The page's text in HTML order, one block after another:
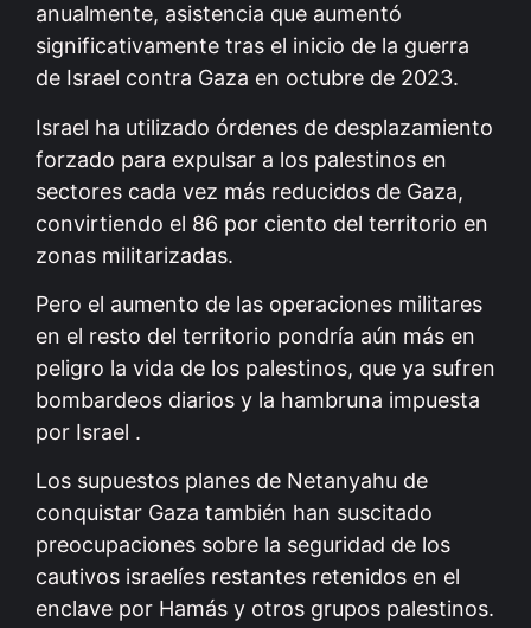
anualmente, asistencia que aumentó
significativamente tras el inicio de la guerra
de Israel contra Gaza en octubre de 2023.
Israel ha utilizado órdenes de desplazamiento
forzado para expulsar a los palestinos en
sectores cada vez más reducidos de Gaza,
convirtiendo el 86 por ciento del territorio en
zonas militarizadas.
Pero el aumento de las operaciones militares
en el resto del territorio pondría aún más en
peligro la vida de los palestinos, que ya sufren
bombardeos diarios y la hambruna impuesta
por Israel .
Los supuestos planes de Netanyahu de
conquistar Gaza también han suscitado
preocupaciones sobre la seguridad de los
cautivos israelíes restantes retenidos en el
enclave por Hamás y otros grupos palestinos.